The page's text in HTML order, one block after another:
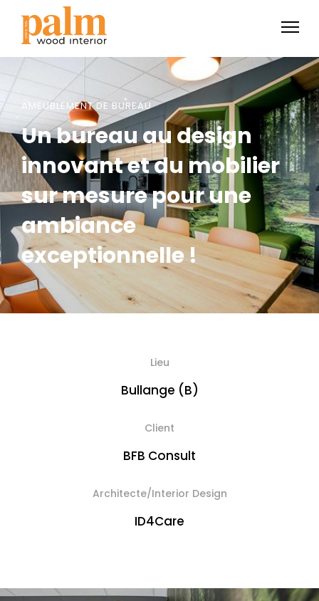
AMEUBLEMENT DE BUREAU
Un bureau au design
innovant et du mobilier
sur mesure pour une
ambiance
exceptionnelle !
Lieu
Bullange (B)
Client
BFB Consult
Architecte/Interior Design
ID4Care